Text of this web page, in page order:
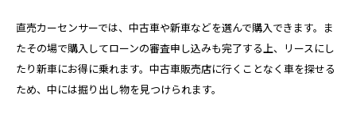
直売カーセンサーでは、中古車や新車などを選んで購入できます。ま
たその場で購入してローンの審査申し込みも完了する上、リースにし
たり新車にお得に乗れます。中古車販売店に行くことなく車を探せる
ため、中には掘り出し物を見つけられます。